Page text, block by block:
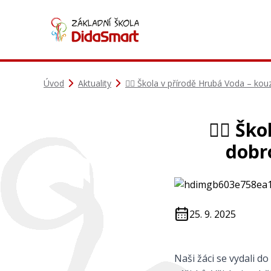
Úvod Aktuality 🧙‍♀️ Škola v přírodě Hrubá Voda –
🧙‍♀️
25. 9. 2025
Naši žáci se vydali